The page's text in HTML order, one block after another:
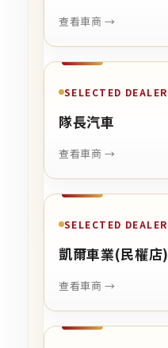
查看車商 →
SELECTED DEALER
隊長汽車
查看車商 →
SELECTED DEALER
凱爾車業(民權店)
查看車商 →